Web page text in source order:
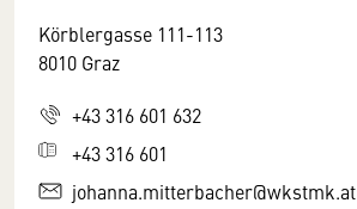
Körblergasse 111-113
8010 Graz
+43 316 601 632
+43 316 601
johanna.mitterbacher@wkstmk.at